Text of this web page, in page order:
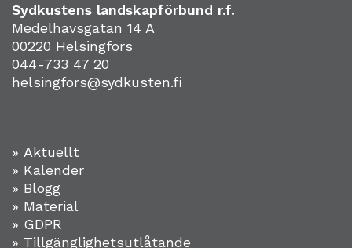
Sydkustens landskapförbund r.f.
Medelhavsgatan 14 A
00220 Helsingfors
044-733 47 20
helsingfors@sydkusten.fi
» Aktuellt
» Kalender
» Blogg
» Material
» GDPR
» Tillgänglighetsutlåtande